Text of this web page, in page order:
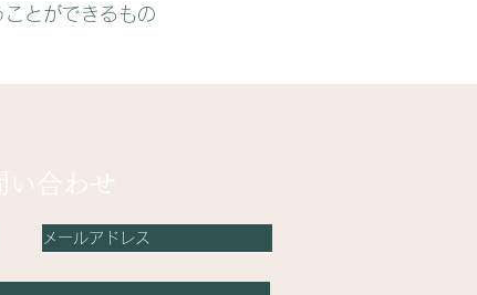
とができるもの
問い合わせ